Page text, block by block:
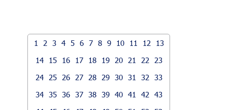
1 2 3 4 5 6 7 8 9 10 11 12
13
14
15 16 17 18 19 20 21 22
23
24
25 26 27 28 29 30 31 32
33
34 35 36 37 38 39 40 41 42
43